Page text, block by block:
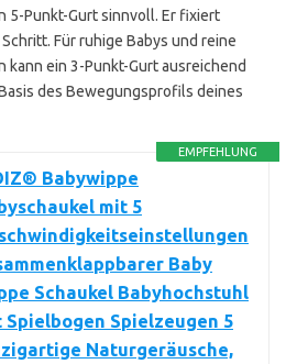
5-Punkt-Gurt sinnvoll. Er fixiert
Für ruhige Babys und reine
kann ein 3-Punkt-Gurt ausreichend
des Bewegungsprofils deines
EMPFEHLUNG
Babywippe
mit 5
Baby
Schaukel Babyhochstuhl
Spielbogen Spielzeugen 5
Naturgeräusche,